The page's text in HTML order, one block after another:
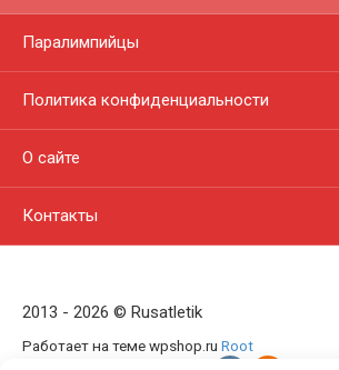
Паралимпийцы
Политика конфиденциальности
О сайте
Контакты
2013 - 2026 © Rusatletik
Работает на теме wpshop.ru Root